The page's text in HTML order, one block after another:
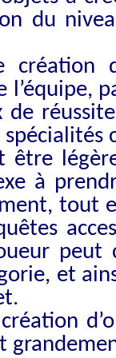
du
création
l’équipe,
de
être
à
tout
et